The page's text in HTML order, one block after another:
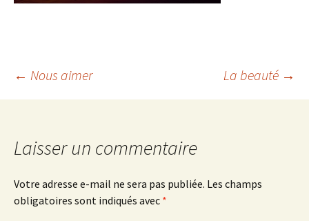
Navigation
articles
← Nous aimer La beauté →
Laisser un commentaire
Votre adresse e-mail ne sera pas publiée. Les champs
obligatoires sont indiqués avec *